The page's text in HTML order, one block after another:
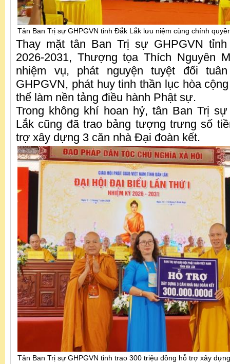
Tân Ban Trị sự GHPGVN tỉnh Đắk Lắk lưu niệm cùng chính
Thay mặt tân Ban Trị sự GHPGVN
2026-2031, Thượng tọa Thích Nguyên
nhiệm vụ, phát nguyện tuyệt đối
GHPGVN, phát huy tinh thần lục hòa
thể làm nền tảng điều hành Phật sự.
Trong không khí hoan hỷ, tân Ban Trị
Lắk cũng đã trao bảng tượng trưng số
trợ xây dựng 3 căn nhà Đại đoàn kết.
Tân Ban Trị sự GHPGVN tỉnh trao 300 triệu đồng hỗ trợ xây